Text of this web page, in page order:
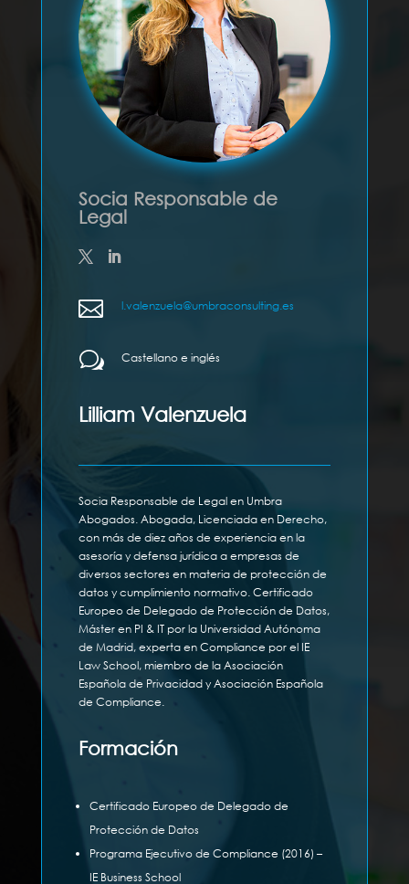
Socia Responsable de
Legal
 l.valenzuela@umbraconsulting.es
w Castellano e inglés
Lilliam Valenzuela
Socia Responsable de Legal en Umbra
Abogados. Abogada, Licenciada en Derecho,
con más de diez años de experiencia en la
asesoría y defensa jurídica a empresas de
diversos sectores en materia de protección de
datos y cumplimiento normativo. Certificado
Europeo de Delegado de Protección de Datos,
Máster en PI & IT por la Universidad Autónoma
de Madrid, experta en Compliance por el IE
Law School, miembro de la Asociación
Española de Privacidad y Asociación Española
de Compliance.
Formación
Certificado Europeo de Delegado de
Protección de Datos
Programa Ejecutivo de Compliance (2016) –
IE Business School